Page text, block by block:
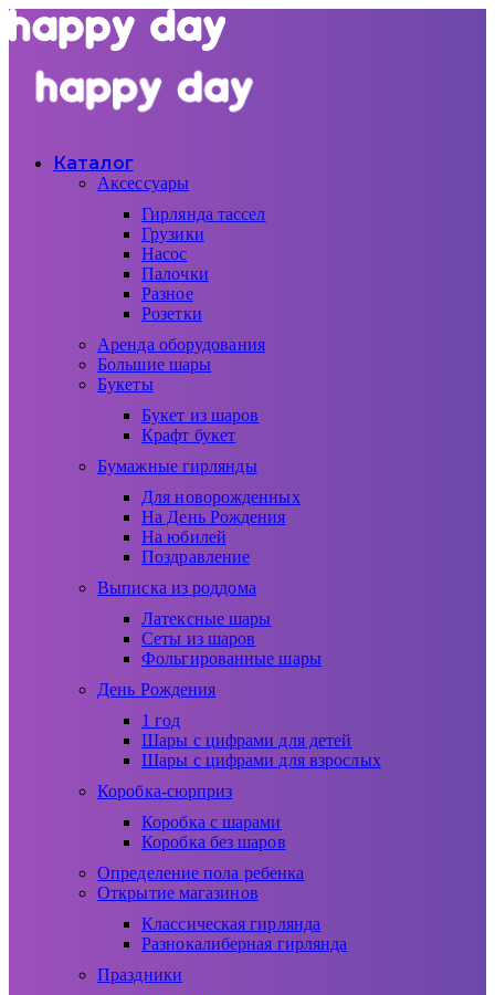
Каталог
Аксессуары
Гирлянда тассел
Грузики
Насос
Палочки
Разное
Розетки
Аренда оборудования
Большие шары
Букеты
Букет из шаров
Крафт букет
Бумажные гирлянды
Для новорожденных
На День Рождения
На юбилей
Поздравление
Выписка из роддома
Латексные шары
Сеты из шаров
Фольгированные шары
День Рождения
1 год
Шары с цифрами для детей
Шары с цифрами для взрослых
Коробка-сюрприз
Коробка с шарами
Коробка без шаров
Определение пола ребенка
Открытие магазинов
Классическая гирлянда
Разнокалиберная гирлянда
Праздники